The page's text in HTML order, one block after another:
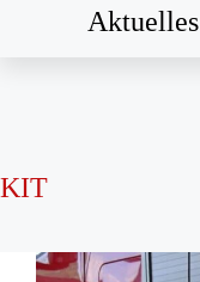
Aktuelles
KIT